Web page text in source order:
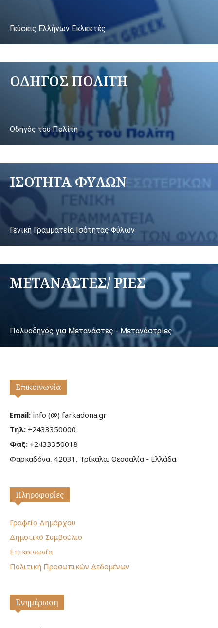
Γεύσεις Ελλήνων Εκλεκτές
ΟΔΗΓΟΣ ΠΟΛΙΤΗ
Οδηγός του Πολίτη
ΙΣΟΤΗΤΑ ΦΥΛΩΝ
Γενική Γραμματεία Ισότητας Φύλων
ΜΕΤΑΝΑΣΤΕΣ/ ΡΙΕΣ
Πολυοδηγός για Μετανάστες - Μετανάστριες
Επικοινωνία
Email: info (@) farkadona.gr
Τηλ: +2433350000
Φαξ: +2433350018
Φαρκαδόνα, 42031, Τρίκαλα, Θεσσαλία - Ελλάδα
Πληροφορίες
Γραφείο Δημάρχου
Δημοτικό Συμβούλιο
Επικοινωνία
Πολιτική Προσωπικών Δεδομένων
Ενημέρωση